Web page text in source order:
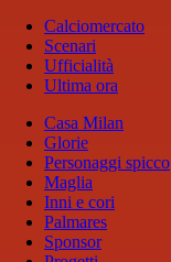
Calciomercato
Scenari
Ufficialità
Ultima ora
Casa Milan
Glorie
Personaggi spicco
Maglia
Inni e cori
Palmares
Sponsor